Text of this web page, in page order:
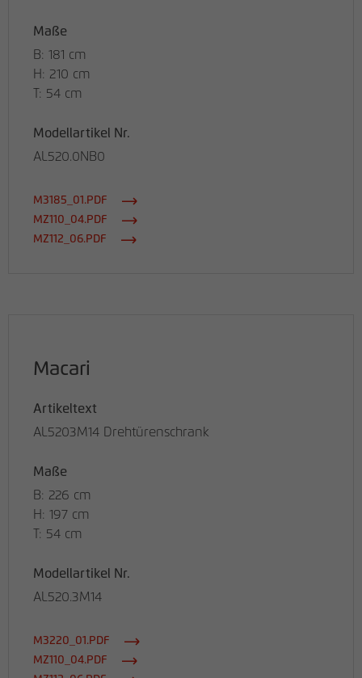
Maße
B: 181 cm
H: 210 cm
T: 54 cm
Modellartikel Nr.
AL520.0NB0
M3185_01.PDF
MZ110_04.PDF
MZ112_06.PDF
Macari
Artikeltext
AL5203M14 Drehtürenschrank
Maße
B: 226 cm
H: 197 cm
T: 54 cm
Modellartikel Nr.
AL520.3M14
M3220_01.PDF
MZ110_04.PDF